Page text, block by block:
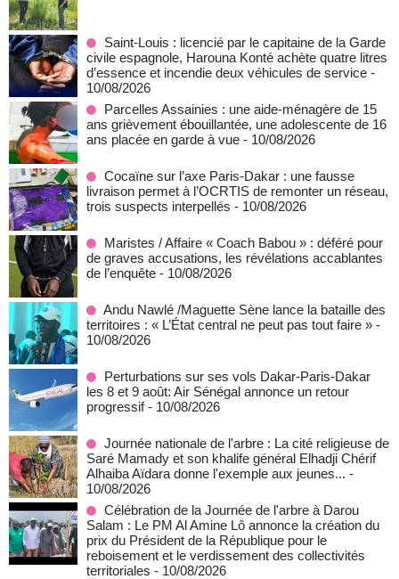
Saint-Louis : licencié par le capitaine de la Garde
civile espagnole, Harouna Konté achète quatre litres
d’essence et incendie deux véhicules de service -
10/08/2026
Parcelles Assainies : une aide-ménagère de 15
ans grièvement ébouillantée, une adolescente de 16
ans placée en garde à vue - 10/08/2026
Cocaïne sur l’axe Paris-Dakar : une fausse
livraison permet à l’OCRTIS de remonter un réseau,
trois suspects interpellés - 10/08/2026
Maristes / Affaire « Coach Babou » : déféré pour
de graves accusations, les révélations accablantes
de l’enquête - 10/08/2026
Andu Nawlé /Maguette Sène lance la bataille des
territoires : « L’État central ne peut pas tout faire » -
10/08/2026
Perturbations sur ses vols Dakar-Paris-Dakar
les 8 et 9 août: Air Sénégal annonce un retour
progressif - 10/08/2026
Journée nationale de l'arbre : La cité religieuse de
Saré Mamady et son khalife général Elhadji Chérif
Alhaiba Aïdara donne l'exemple aux jeunes... -
10/08/2026
Célébration de la Journée de l'arbre à Darou
Salam : Le PM Al Amine Lô annonce la création du
prix du Président de la République pour le
reboisement et le verdissement des collectivités
territoriales - 10/08/2026